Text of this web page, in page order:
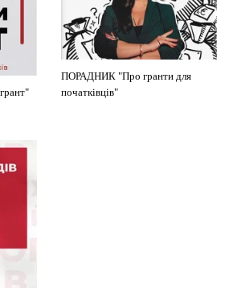
ПОРАДНИК "Про гранти для
початківців"